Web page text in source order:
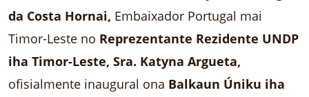
da Costa Hornai, Embaixador Portugal mai
Timor-Leste no Reprezentante Rezidente UNDP
iha Timor-Leste, Sra. Katyna Argueta,
ofisialmente inaugural ona Balkaun Úniku iha